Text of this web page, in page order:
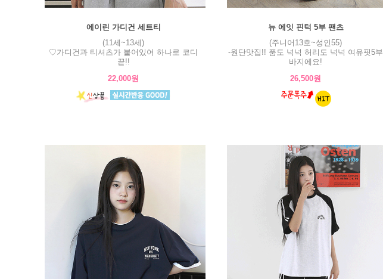
에이린 가디건 세트티
(11세~13세)
♡가디건과 티셔츠가 붙어있어 하나로 코디
끝!!
22,000원
뉴 에잇 핀턱 5부 팬츠
(주니어13호~성인55)
-원단맛집!! 품도 넉넉 허리도 넉넉 여유핏5부
바지에요!
26,500원